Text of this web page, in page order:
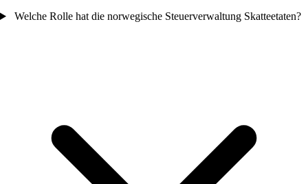
Welche Rolle hat die norwegische Steuerverwaltung Skatteetaten?